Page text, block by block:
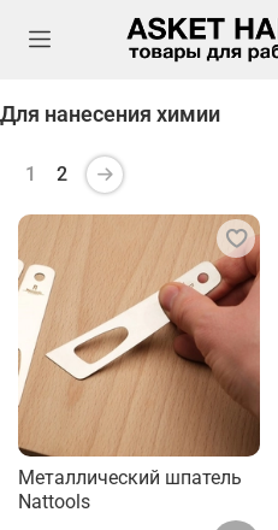
Для нанесения химии
1 2
Металлический шпатель
Nattools